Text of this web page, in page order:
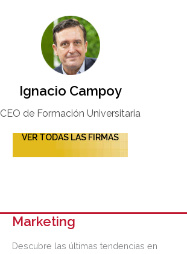
Ignacio Campoy​
CEO de Formación Universitaria​
VER TODAS LAS FIRMAS
Marketing
Descubre las últimas tendencias en